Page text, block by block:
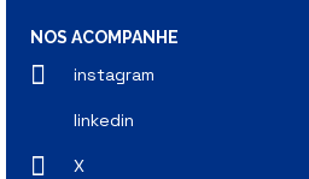
NOS ACOMPANHE
instagram
linkedin
X